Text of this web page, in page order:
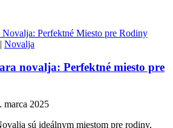
| Novalja
novalja: Perfektné miesto pre
marca 2025
sú ideálnym miestom pre rodiny,